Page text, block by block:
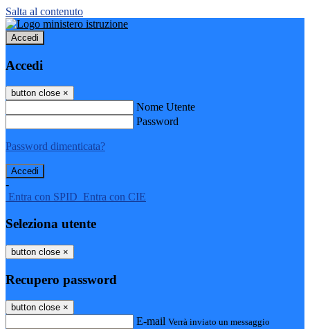
Salta al contenuto
Accedi
Accedi
button close ×
Nome Utente
Password
Password dimenticata?
-
Entra con SPID Entra con CIE
Seleziona utente
button close ×
Recupero password
button close ×
E-mail Verrà inviato un messaggio